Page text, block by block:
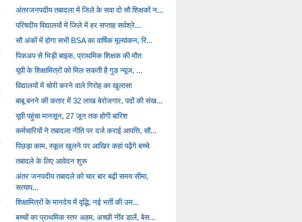
अंतरजनपदीय तबादला में जिले के सवा दो सौ शिक्षकों न...
परिषदीय विद्यालयों में जिले में हर सप्ताह सर्वश्रे...
सौ अंकों में होगा सभी BSA का वार्षिक मूल्यांकन, रि...
पिकअप से भिड़ी बाइक, प्राथमिक शिक्षक की मौत
यूपी के शिक्षामित्रों को मिल सकती है गुड न्‍यूज, ...
विद्यालयों में चोरी करने वाले गिरोह का खुलासा
बाबू बनने की कतार में 32 लाख बेरोजगार, पदों की संख...
यूपी पहुंचा मानसून, 27 जून तक होगी बारिश
कर्मचारियों ने तबादला नीति पर दर्ज कराई आपत्ति, सौ...
पिछड़ा काम, स्कूल खुलने पर आखिर कहां पढ़ेंगे बच्चे
तबादले के लिए आवेदन शुरू
अंतर जनपदीय तबादले को चार बार बढ़ी समय सीमा,
सत्याप...
शिक्षामित्रों के मानदेय में वृद्धि, नई भर्ती की उम...
बच्चों का प्राथमिक स्तर अहम, अच्छी नींव डालें, बेस...